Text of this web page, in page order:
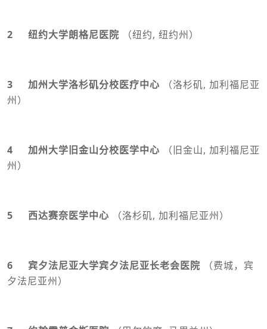
2 纽约大学朗格尼医院 （纽约, 纽约州）
3 加州大学洛杉矶分校医疗中心 （洛杉矶, 加利福尼亚
州）
4 加州大学旧金山分校医学中心 （旧金山, 加利福尼亚
州）
5 西达赛奈医学中心 （洛杉矶, 加利福尼亚州）
6 宾夕法尼亚大学宾夕法尼亚长老会医院 （费城，宾
夕法尼亚州）